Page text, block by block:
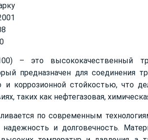
– это высококачественный
предназначен для соединения
и коррозионной стойкостью, что
таких как нефтегазовая,
по современным
надежность и долговечность.